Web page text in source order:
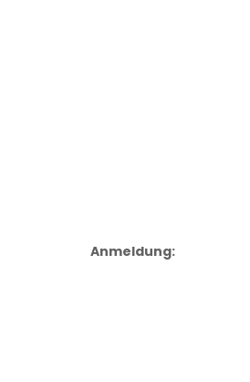
Anmeldung: